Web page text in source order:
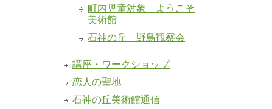
町内児童対象 ようこそ
美術館
石神の丘 野鳥観察会
講座・ワークショップ
恋人の聖地
石神の丘美術館通信